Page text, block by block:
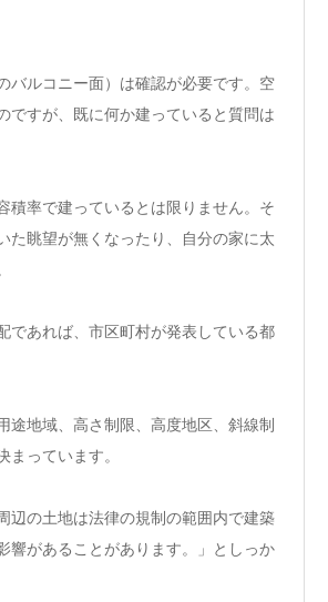
バルコニー面）は確認が必要です。空
ですが、既に何か建っていると質問は
積率で建っているとは限りません。そ
た眺望が無くなったり、自分の家に太
であれば、市区町村が発表している都
途地域、高さ制限、高度地区、斜線制
っています。
辺の土地は法律の規制の範囲内で建築
響があることがあります。」としっか